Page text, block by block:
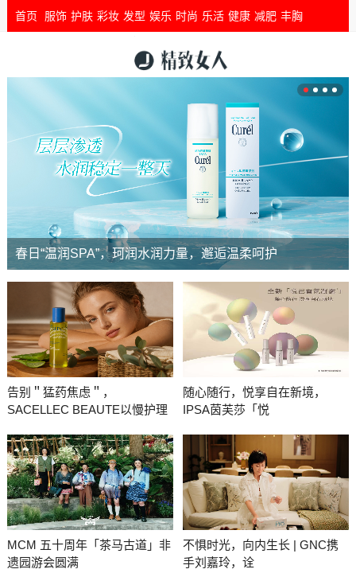
首页 服饰 护肤 彩妆 发型 娱乐 时尚 乐活 健康 减肥 丰胸
春日“温润SPA”，珂润水润力量，邂逅温柔呵护
告别＂猛药焦虑＂，
SACELLEC BEAUTE以慢护理
随心随行，悦享自在新境，
IPSA茵芙莎「悦
MCM 五十周年「茶马古道」非
遗园游会圆满
不惧时光，向内生长 | GNC携
手刘嘉玲，诠